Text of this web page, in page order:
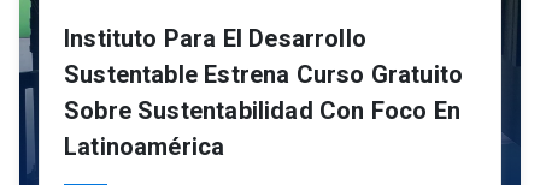
Instituto Para El Desarrollo
Sustentable Estrena Curso Gratuito
Sobre Sustentabilidad Con Foco En
Latinoamérica